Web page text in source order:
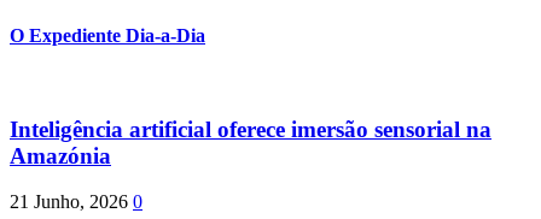
O Expediente Dia-a-Dia
Inteligência artificial oferece imersão sensorial na
Amazónia
21 Junho, 2026 0